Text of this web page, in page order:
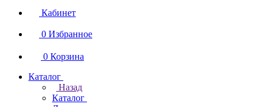
Кабинет
0 Избранное
0 Корзина
Каталог
Назад
Каталог